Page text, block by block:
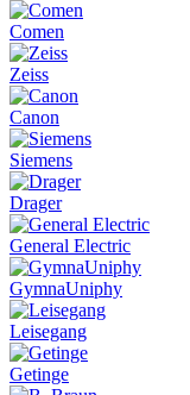
Comen
Zeiss
Canon
Siemens
Drager
General Electric
GymnaUniphy
Leisegang
Getinge